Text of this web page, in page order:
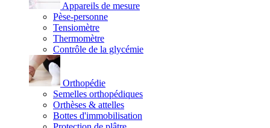
Appareils de mesure
Pèse-personne
Tensiomètre
Thermomètre
Contrôle de la glycémie
Orthopédie
Semelles orthopédiques
Orthèses & attelles
Bottes d'immobilisation